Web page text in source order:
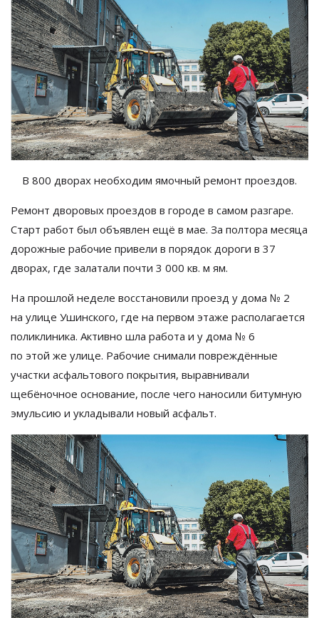
В 800 дворах необходим ямочный ремонт проездов.
Ремонт дворовых проездов в городе в самом разгаре.
Старт работ был объявлен ещё в мае. За полтора месяца
дорожные рабочие привели в порядок дороги в 37
дворах, где залатали почти 3 000 кв. м ям.
На прошлой неделе восстановили проезд у дома № 2
на улице Ушинского, где на первом этаже располагается
поликлиника. Активно шла работа и у дома № 6
по этой же улице. Рабочие снимали повреждённые
участки асфальтового покрытия, выравнивали
щебёночное основание, после чего наносили битумную
эмульсию и укладывали новый асфальт.